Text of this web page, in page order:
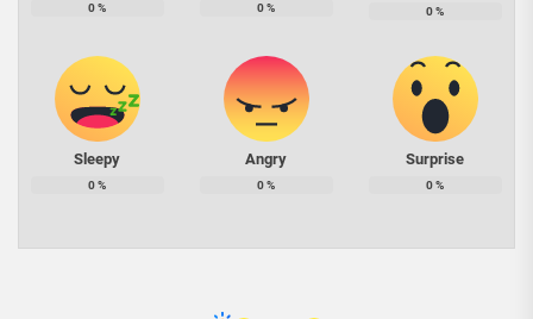
0% 0% 0%
Sleepy
0%
Angry
0%
Surprise
0%